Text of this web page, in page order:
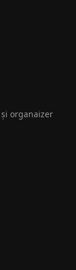
organaizer